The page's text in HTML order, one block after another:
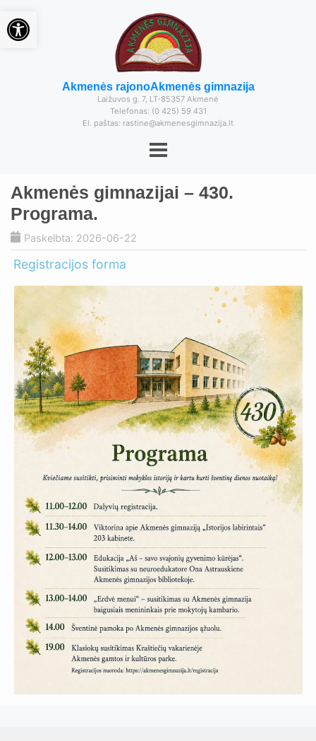
Akmenės rajonoAkmenės gimnazija
Laižuvos g. 7, LT-85357 Akmenė
Telefonas: (0 425) 59 431
El. paštas: rastine@akmenesgimnazija.lt
Akmenės gimnazijai – 430.
Programa.
Paskelbta: 2026-06-22
Registracijos forma
Open toolbar